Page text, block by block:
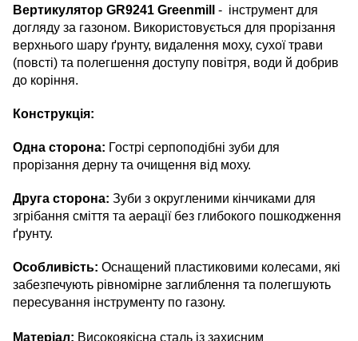
Вертикулятор GR9241 Greenmill - інструмент для
догляду за газоном. Використовується для прорізання
верхнього шару ґрунту, видалення моху, сухої трави
(повсті) та полегшення доступу повітря, води й добрив
до коріння.
Конструкція:
Одна сторона: Гострі серпоподібні зуби для
прорізання дерну та очищення від моху.
Друга сторона: Зуби з округленими кінчиками для
згрібання сміття та аерації без глибокого пошкодження
ґрунту.
Особливість: Оснащений пластиковими колесами, які
забезпечують рівномірне заглиблення та полегшують
пересування інструменту по газону.
Матеріал: Високоякісна сталь із захисним